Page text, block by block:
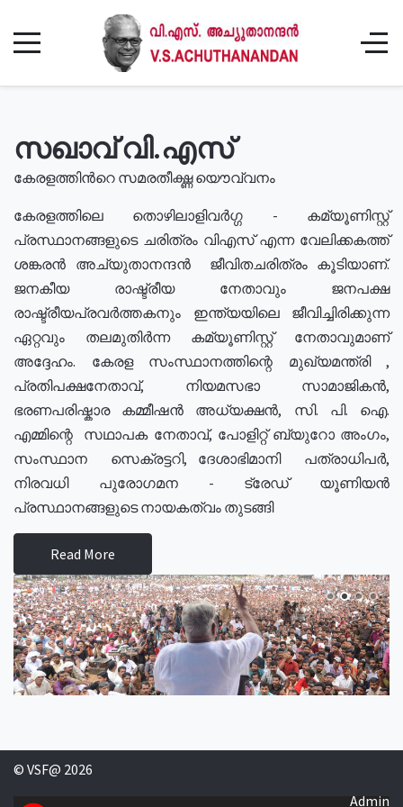
സഖാവ് വി.എസ്
കേരളത്തിൻറെ സമരതീക്ഷ്ണ യൌവ്വനം
കേരളത്തിലെ തൊഴിലാളിവർഗ്ഗ - കമ്യൂണിസ്റ്റ്
പ്രസ്ഥാനങ്ങളുടെ ചരിത്രം വിഎസ് എന്ന വേലിക്കകത്ത്
ശങ്കരൻ അച്യുതാനന്ദൻ ജീവിതചരിത്രം കൂടിയാണ്.
ജനകീയ രാഷ്ട്രീയ നേതാവും ജനപക്ഷ
രാഷ്ട്രീയപ്രവർത്തകനും ഇന്ത്യയിലെ ജീവിച്ചിരിക്കുന്ന
ഏറ്റവും തലമുതിർന്ന കമ്യൂണിസ്റ്റ് നേതാവുമാണ്
അദ്ദേഹം. കേരള സംസ്ഥാനത്തിന്റെ മുഖ്യമന്ത്രി ,
പ്രതിപക്ഷനേതാവ്, നിയമസഭാ സാമാജികൻ,
ഭരണപരിഷ്കാര കമ്മീഷൻ അധ്യക്ഷൻ, സി. പി. ഐ.
എമ്മിന്റെ സഥാപക നേതാവ്, പോളിറ്റ് ബ്യുറോ അംഗം,
സംസ്ഥാന സെക്രട്ടറി, ദേശാഭിമാനി പത്രാധിപർ,
നിരവധി പുരോഗമന - ട്രേഡ് യൂണിയൻ
പ്രസ്ഥാനങ്ങളുടെ നായകത്വം തുടങ്ങി
Read More
© VSF@ 2026
Admin